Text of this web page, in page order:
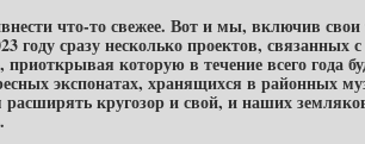
что-то свежее. Вот и мы, включив
году сразу несколько проектов,
которую в течение всего года
экспонатах, хранящихся в районных
кругозор и свой, и наших